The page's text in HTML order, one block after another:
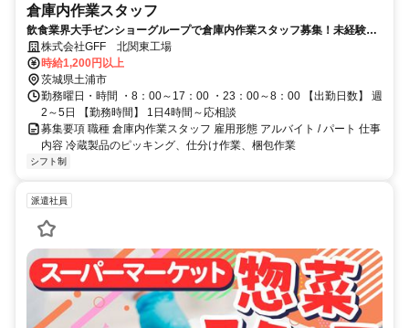
倉庫内作業スタッフ
飲食業界大手ゼンショーグループで倉庫内作業スタッフ募集！未経験
OK♪社員登用制度あり☆
株式会社GFF 北関東工場
時給1,200円以上
茨城県土浦市
勤務曜日・時間 ・8：00～17：00 ・23：00～8：00 【出勤日数】 週
2～5日 【勤務時間】 1日4時間～応相談
募集要項 職種 倉庫内作業スタッフ 雇用形態 アルバイト / パート 仕事
内容 冷蔵製品のピッキング、仕分け作業、梱包作業
シフト制
派遣社員